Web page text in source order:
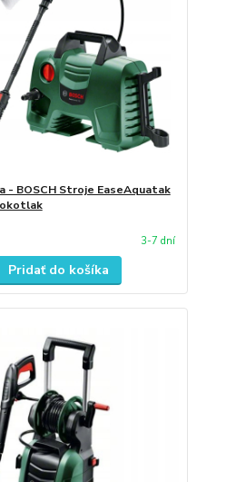
- BOSCH Stroje EaseAquatak
3-7 dní
Pridať do košíka